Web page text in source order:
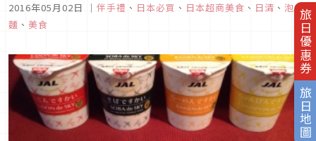
旅日優惠券
旅日地圖
2016年05月02日 ｜ 伴手禮 、 日本必買 、 日本超商美食 、 日清 、 泡
麵 、 美食